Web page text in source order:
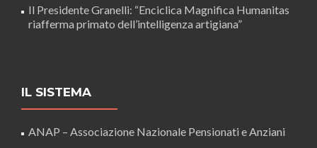
Il Presidente Granelli: “Enciclica Magnifica Humanitas
riafferma primato dell’intelligenza artigiana”
IL SISTEMA
ANAP – Associazione Nazionale Pensionati e Anziani